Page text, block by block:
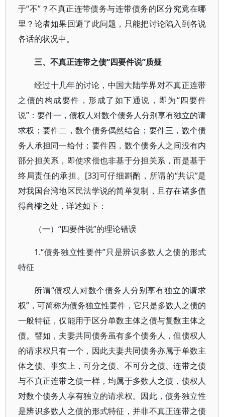
于“不”？不真正连带债务与连带债务的区分究竟在哪
里？论者如果回避了此问题，只能把讨论陷入到各说
各话的状况中。
三、不真正连带之债“四要件说”质疑
经过十几年的讨论，中国大陆学界对不真正连带
之债的构成要件，形成了如下通说，即为“四要件
说”：要件一，债权人对数个债务人分别享有独立的请
求权；要件二，数个债务偶然结合；要件三，数个债
务人承担同一给付；要件四，数个债务人之间没有内
部分担关系，即使求偿也非基于分担关系，而是基于
终局责任的承担。[33]可仔细斟酌，所谓的“共识”是
对我国台湾地区民法学说的简单复制，且存在诸多值
得商榷之处，详述如下：
（一）“四要件说”的理论错误
1.“债务独立性要件”只是辨识多数人之债的形式
特征
所谓“债权人对数个债务人分别享有独立的请求
权”，可简称为债务独立性要件，它只是多数人之债的
一般特征，仅能用于区分单数主体之债与复数主体之
债。譬如，夫妻共同债务虽有多个债务人，但债权人
的请求权只有一个，因此夫妻共同债务亦属于单数主
体之债。事实上，可分之债、不可分之债、连带之债
与不真正连带之债一样，均属于多数人之债，债权人
对数个债务人享有独立的请求权。因此，债务独立性
是辨识多数人之债的形式特征，并非不真正连带之债